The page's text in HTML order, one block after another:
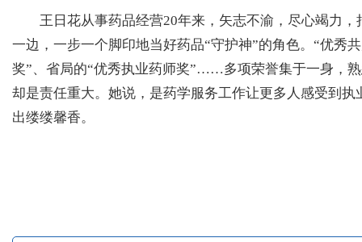
王日花从事药品经营20年来，矢志不渝，尽心竭力，
一边，一步一个脚印地当好药品“守护神”的角色。“优秀
奖”、省局的“优秀执业药师奖”……多项荣誉集于一身，
却是责任重大。她说，是药学服务工作让更多人感受到
出缕缕馨香。